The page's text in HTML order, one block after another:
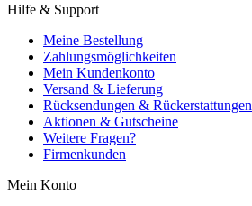
Hilfe & Support
Meine Bestellung
Zahlungsmöglichkeiten
Mein Kundenkonto
Versand & Lieferung
Rücksendungen & Rückerstattungen
Aktionen & Gutscheine
Weitere Fragen?
Firmenkunden
Mein Konto